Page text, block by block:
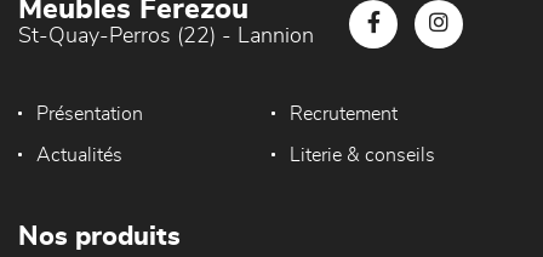
Meubles Ferezou
St-Quay-Perros (22) - Lannion
Présentation Recrutement
Actualités Literie & conseils
Nos produits